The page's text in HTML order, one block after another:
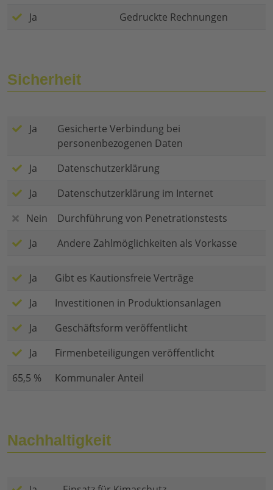
Ja
Gedruckte Rechnungen
Sicherheit
Ja
Gesicherte Verbindung bei
personenbezogenen Daten
Ja
Datenschutzerklärung
Ja
Datenschutzerklärung im Internet
Nein
Durchführung von Penetrationstests
Ja
Andere Zahlmöglichkeiten als Vorkasse
Ja
Gibt es Kautionsfreie Verträge
Ja
Investitionen in Produktionsanlagen
Ja
Geschäftsform veröffentlicht
Ja
Firmenbeteiligungen veröffentlicht
65,5 %
Kommunaler Anteil
Nachhaltigkeit